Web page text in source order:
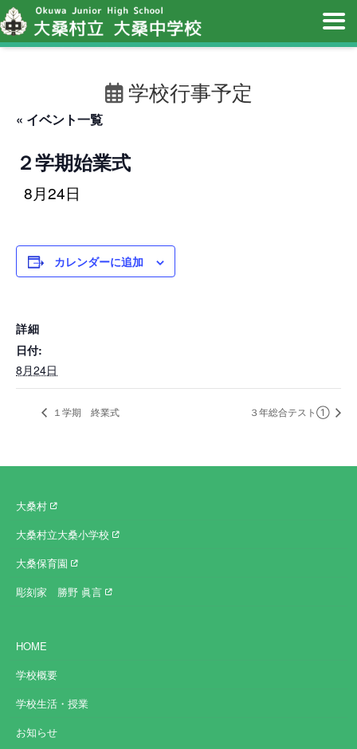
学校行事予定
« イベント一覧
２学期始業式
8月24日
カレンダーに追加
詳細
日付:
8月24日
１学期 終業式 ３年総合テスト①
大桑村
大桑村立大桑小学校
大桑保育園
彫刻家 勝野 眞言
HOME
学校概要
学校生活・授業
お知らせ